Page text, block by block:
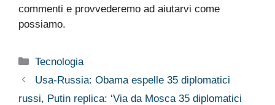
commenti e provvederemo ad aiutarvi come
possiamo.
Categorie
Tecnologia
Usa-Russia: Obama espelle 35 diplomatici
russi, Putin replica: ‘Via da Mosca 35 diplomatici